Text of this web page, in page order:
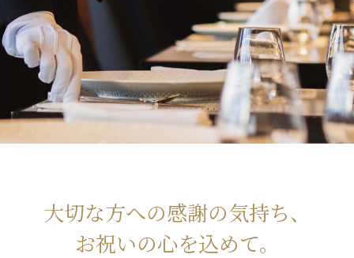
大切な方への感謝の気持ち、
お祝いの心を込めて。